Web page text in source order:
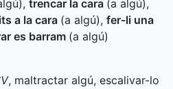
, trencar la cara (a algú),
a la cara (a algú), fer-li una
es barram (a algú)
, maltractar algú, escalivar-lo